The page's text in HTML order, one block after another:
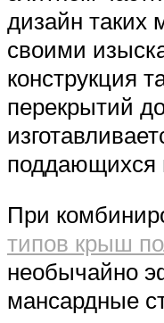
дизайн таких
своими
конструкция
перекрытий
поддающихся
При
типов крыш
необычайно
мансардные